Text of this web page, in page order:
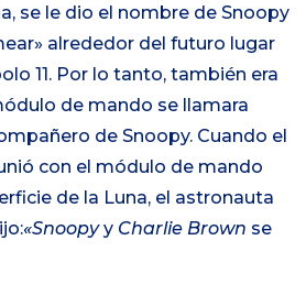
se le dio el nombre de Snoopy
alrededor del futuro lugar
11. Por lo tanto, también era
de mando se llamara
de Snoopy. Cuando el
con el módulo de mando
de la Luna, el astronauta
«Snoopyy Charlie Brown se